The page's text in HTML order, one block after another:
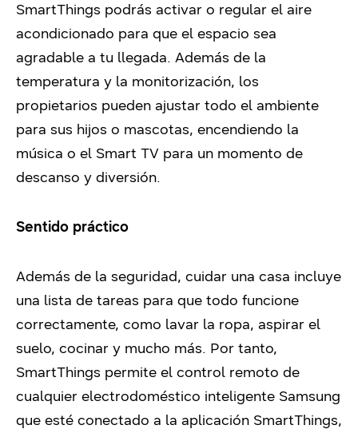
SmartThings podrás activar o regular el aire
acondicionado para que el espacio sea
agradable a tu llegada. Además de la
temperatura y la monitorización, los
propietarios pueden ajustar todo el ambiente
para sus hijos o mascotas, encendiendo la
música o el Smart TV para un momento de
descanso y diversión.
Sentido práctico
Además de la seguridad, cuidar una casa incluye
una lista de tareas para que todo funcione
correctamente, como lavar la ropa, aspirar el
suelo, cocinar y mucho más. Por tanto,
SmartThings permite el control remoto de
cualquier electrodoméstico inteligente Samsung
que esté conectado a la aplicación SmartThings,